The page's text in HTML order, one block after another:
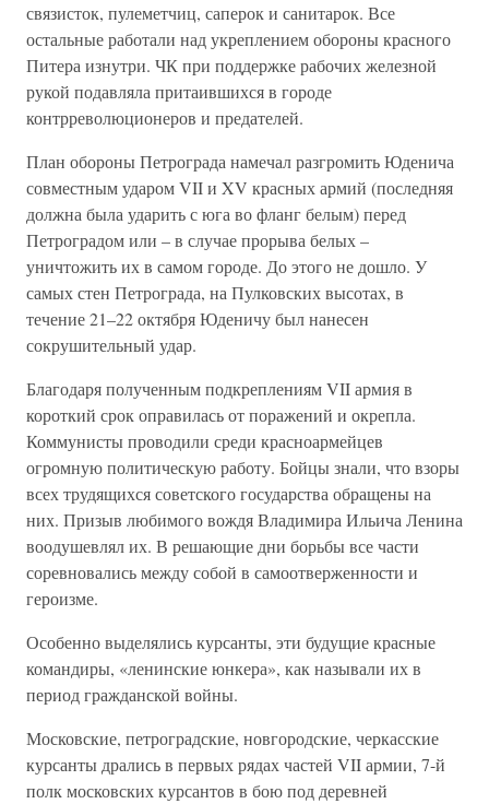
связисток, пулеметчиц, саперок и санитарок. Все
остальные работали над укреплением обороны красного
Питера изнутри. ЧК при поддержке рабочих железной
рукой подавляла притаившихся в городе
контрреволюционеров и предателей.
План обороны Петрограда намечал разгромить Юденича
совместным ударом VII и XV красных армий (последняя
должна была ударить с юга во фланг белым) перед
Петроградом или – в случае прорыва белых –
уничтожить их в самом городе. До этого не дошло. У
самых стен Петрограда, на Пулковских высотах, в
течение 21–22 октября Юденичу был нанесен
сокрушительный удар.
Благодаря полученным подкреплениям VII армия в
короткий срок оправилась от поражений и окрепла.
Коммунисты проводили среди красноармейцев
огромную политическую работу. Бойцы знали, что взоры
всех трудящихся советского государства обращены на
них. Призыв любимого вождя Владимира Ильича Ленина
воодушевлял их. В решающие дни борьбы все части
соревновались между собой в самоотверженности и
героизме.
Особенно выделялись курсанты, эти будущие красные
командиры, «ленинские юнкера», как называли их в
период гражданской войны.
Московские, петроградские, новгородские, черкасские
курсанты дрались в первых рядах частей VII армии, 7-й
полк московских курсантов в бою под деревней